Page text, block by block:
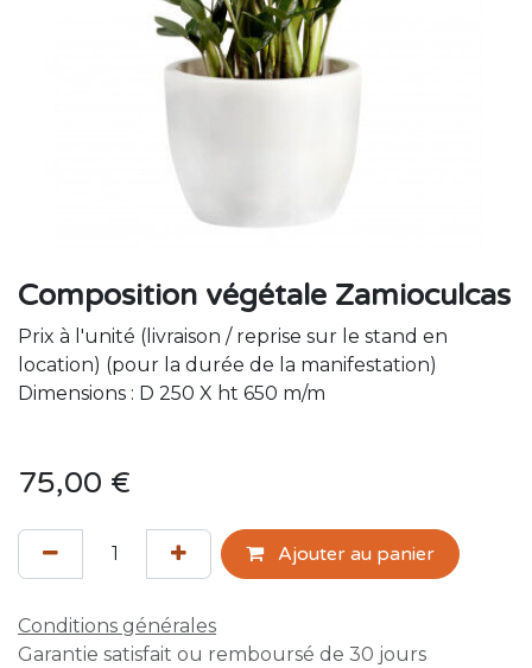
Composition végétale Zamioculcas
Prix à l'unité (livraison / reprise sur le stand en
location) (pour la durée de la manifestation)
Dimensions : D 250 X ht 650 m/m
75,00 €
Ajouter au panier
Conditions générales
Garantie satisfait ou remboursé de 30 jours